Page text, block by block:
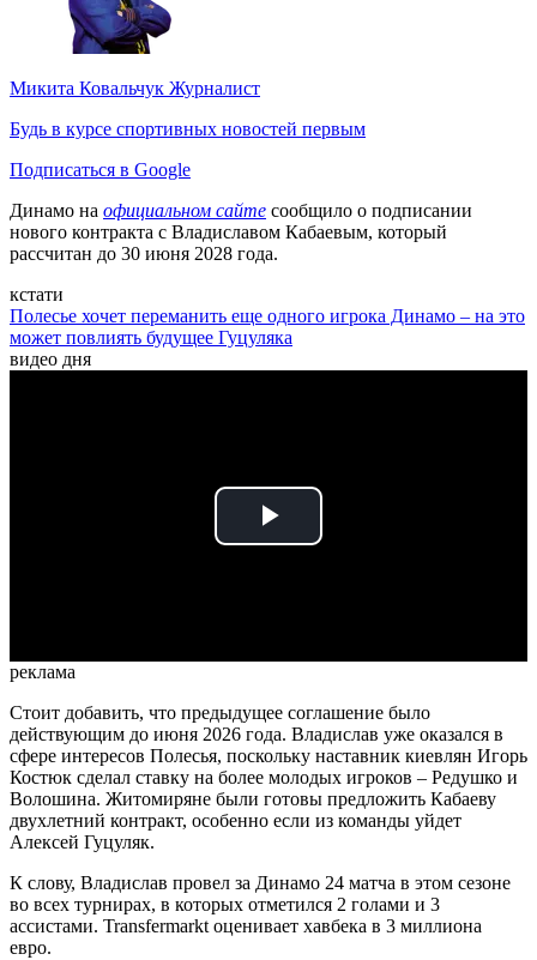
Микита Ковальчук Журналист
Будь в курсе спортивных новостей первым
Подписаться в Google
Динамо на официальном сайте сообщило о подписании
нового контракта с Владиславом Кабаевым, который
рассчитан до 30 июня 2028 года.
кстати
Полесье хочет переманить еще одного игрока Динамо – на это
может повлиять будущее Гуцуляка
видео дня
Play
реклама
Стоит добавить, что предыдущее соглашение было
действующим до июня 2026 года. Владислав уже оказался в
сфере интересов Полесья, поскольку наставник киевлян Игорь
Костюк сделал ставку на более молодых игроков – Редушко и
Волошина. Житомиряне были готовы предложить Кабаеву
двухлетний контракт, особенно если из команды уйдет
Алексей Гуцуляк.
К слову, Владислав провел за Динамо 24 матча в этом сезоне
во всех турнирах, в которых отметился 2 голами и 3
ассистами. Transfermarkt оценивает хавбека в 3 миллиона
евро.